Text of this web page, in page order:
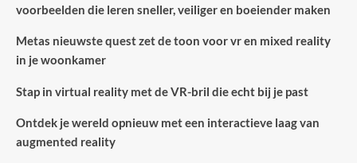
voorbeelden die leren sneller, veiliger en boeiender maken
Metas nieuwste quest zet de toon voor vr en mixed reality
in je woonkamer
Stap in virtual reality met de VR-bril die echt bij je past
Ontdek je wereld opnieuw met een interactieve laag van
augmented reality